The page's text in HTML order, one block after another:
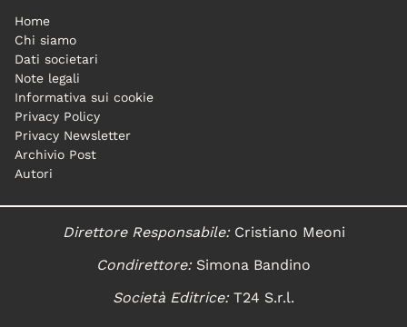
Home
Chi siamo
Dati societari
Note legali
Informativa sui cookie
Privacy Policy
Privacy Newsletter
Archivio Post
Autori
Direttore Responsabile:Cristiano Meoni
Condirettore:Simona Bandino
Società Editrice:T24 S.r.l.